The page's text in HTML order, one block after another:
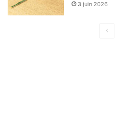
3 juin 2026